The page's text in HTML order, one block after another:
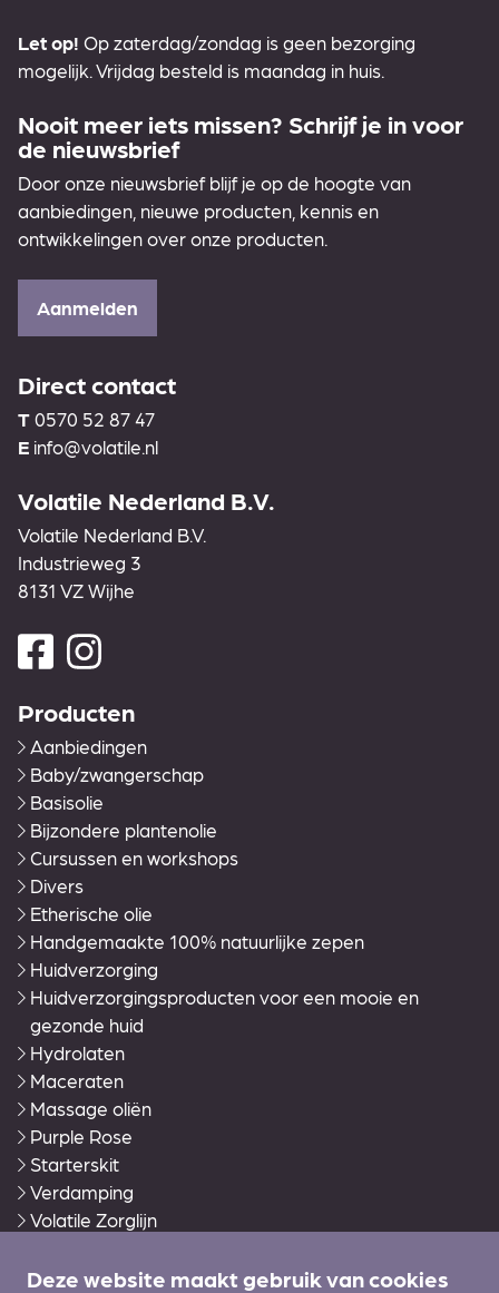
Let op! Op zaterdag/zondag is geen bezorging
mogelijk. Vrijdag besteld is maandag in huis.
Nooit meer iets missen? Schrijf je in voor
de nieuwsbrief
Door onze nieuwsbrief blijf je op de hoogte van
aanbiedingen, nieuwe producten, kennis en
ontwikkelingen over onze producten.
Aanmelden
Direct contact
T 0570 52 87 47
E info@volatile.nl
Volatile Nederland B.V.
Volatile Nederland B.V.
Industrieweg 3
8131 VZ Wijhe
Producten
Aanbiedingen
Baby/zwangerschap
Basisolie
Bijzondere plantenolie
Cursussen en workshops
Divers
Etherische olie
Handgemaakte 100% natuurlijke zepen
Huidverzorging
Huidverzorgingsproducten voor een mooie en
gezonde huid
Hydrolaten
Maceraten
Massage oliën
Purple Rose
Starterskit
Verdamping
Volatile Zorglijn
Wierook en accessoires
Deze website maakt gebruik van cookies